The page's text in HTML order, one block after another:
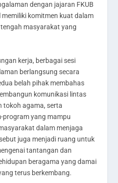
dengan jajaran FKUB
komitmen kuat dalam
masyarakat yang
kerja, berbagai sesi
berlangsung secara
belah pihak membahas
komunikasi lintas
tokoh agama, serta
program yang mampu
dalam menjaga
juga menjadi ruang untuk
tantangan dan
beragama yang damai
terus berkembang.